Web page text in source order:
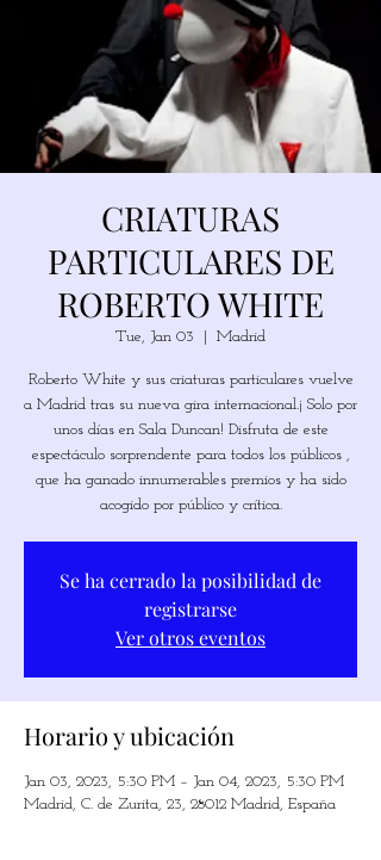
CRIATURAS
PARTICULARES DE
ROBERTO WHITE
Tue, Jan 03 Madrid
Roberto White y sus criaturas particulares vuelve
a Madrid tras su nueva gira internacional.¡ Solo por
unos días en Sala Duncan! Disfruta de este
espectáculo sorprendente para todos los públicos ,
que ha ganado innumerables premios y ha sido
acogido por público y crítica.
Se ha cerrado la posibilidad de
registrarse
Ver otros eventos
Horario y ubicación
Jan 03, 2023, 5:30 PM – Jan 04, 2023, 5:30 PM
Madrid, C. de Zurita, 23, 28012 Madrid, España